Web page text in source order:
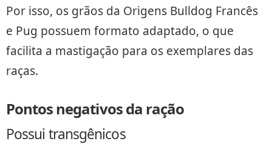
Por isso, os grãos da Origens Bulldog Francês
e Pug possuem formato adaptado, o que
facilita a mastigação para os exemplares das
raças.
Pontos negativos da ração
Possui transgênicos